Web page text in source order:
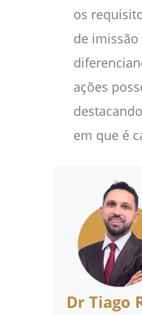
os
de imissão
ações
em que é
Dr Tiago